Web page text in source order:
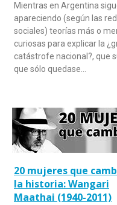
Mientras en Argentina
apareciendo (según las
sociales) teorías más o
curiosas para explicar la
catástrofe nacional?, que
que sólo quedase…
20 mujeres que
la historia: Wangari
Maathai (1940-2011)